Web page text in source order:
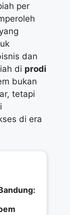
per
dan
di prodi
bukan
tetapi
di era